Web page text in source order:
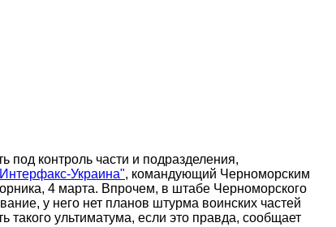
под контроль части и подразделения,
Украина", командующий Черноморским
4 марта. Впрочем, в штабе Черноморского
у него нет планов штурма воинских частей
ультиматума, если это правда, сообщает